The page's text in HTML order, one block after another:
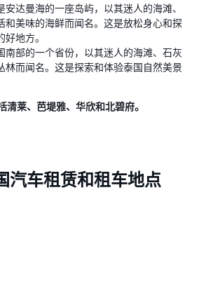
安达曼海的一座岛屿，以其迷人的海滩、
和美味的海鲜而闻名。这是放松身心和探
地方。
南部的一个省份，以其迷人的海滩、石灰
林而闻名。这是探索和体验泰国自然美景
清莱、芭堤雅、华欣和北碧府。
汽车租赁和租车地点